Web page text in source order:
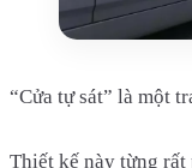
“Cửa tự sát” là một
Thiết kế này từng